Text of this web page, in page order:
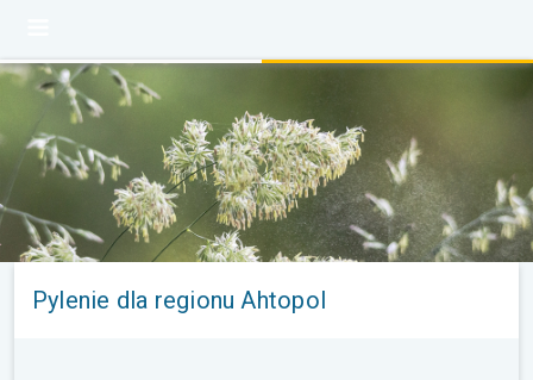
Pylenie dla regionu Ahtopol